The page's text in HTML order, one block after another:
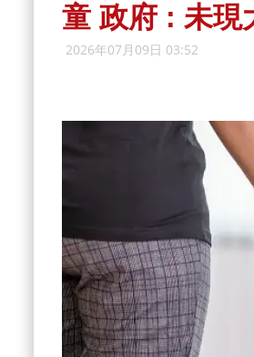
童 政府 : 未現
2026年07月09日 03:52